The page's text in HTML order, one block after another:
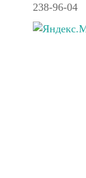
238-96-04